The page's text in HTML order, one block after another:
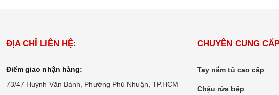
ĐỊA CHỈ LIÊN HỆ:
Điểm giao nhận hàng:
73/47 Huỳnh Văn Bánh, Phường Phú Nhuận, TP.HCM
CHUYÊN CUNG
Tay nắm tủ cao cấp
Chậu rửa bếp